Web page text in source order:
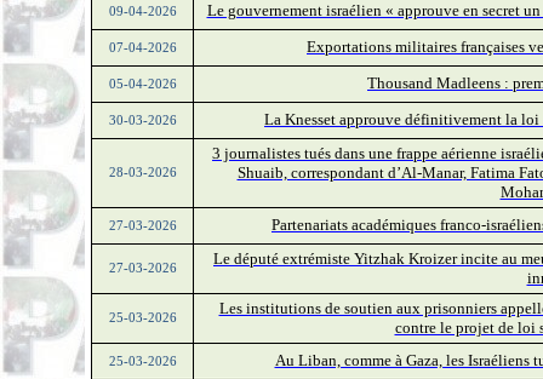
09-04-2026 Le gouvernement israélien « approuve en secret
07-04-2026 Exportations militaires françaises
05-04-2026 Thousand Madleens :
30-03-2026 La Knesset approuve définitivement la
28-03-2026
3 journalistes tués dans une frappe aérienne
Shuaib, correspondant d’Al-Manar, Fatima
27-03-2026 Partenariats académiques franco-
27-03-2026
Le député extrémiste Yitzhak Kroizer incite au
25-03-2026
Les institutions de soutien aux prisonniers
contre le projet de loi
25-03-2026 Au Liban, comme à Gaza, les Israéliens